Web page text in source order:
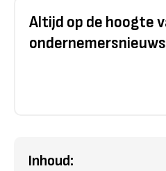
Altijd op de hoogte
Inhoud: